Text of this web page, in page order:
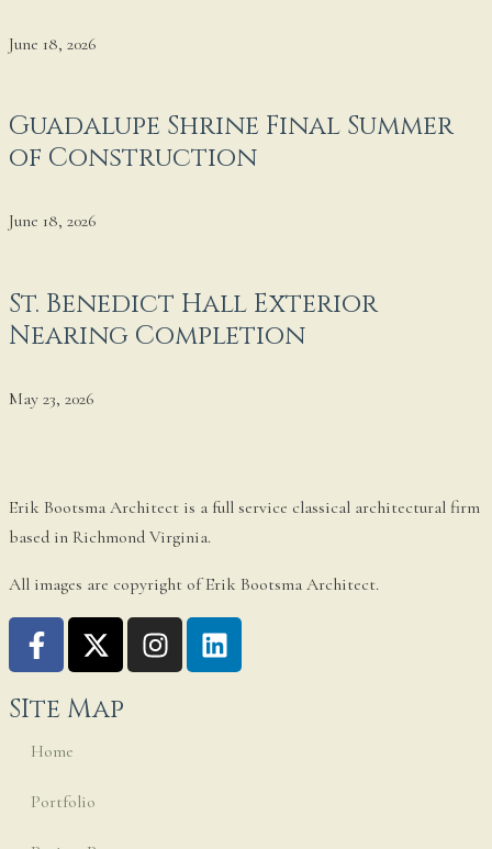
June 18, 2026
Guadalupe Shrine Final Summer
of Construction
June 18, 2026
St. Benedict Hall Exterior
Nearing Completion
May 23, 2026
Erik Bootsma Architect is a full service classical architectural firm
based in Richmond Virginia.
All images are copyright of Erik Bootsma Architect.
SIte Map
Home
Portfolio